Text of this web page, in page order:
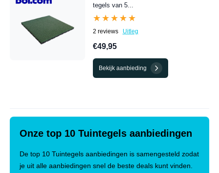
tegels van 5...
★★★★★
★★★★★
2 reviews Uitleg
€49,95
Bekijk aanbieding
Onze top 10 Tuintegels aanbiedingen
De top 10 Tuintegels aanbiedingen is samengesteld zodat
je uit alle aanbiedingen snel de beste deals kunt vinden.